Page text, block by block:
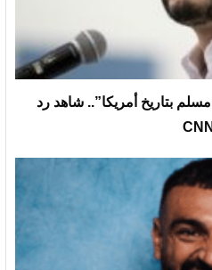
بتاريخ أمريكا”.. شاهد رد